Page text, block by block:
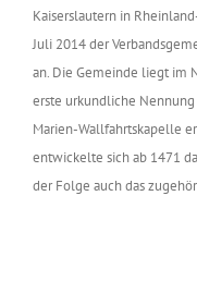
Kaiserslautern in
Juli 2014 der
an. Die Gemeinde liegt im
erste urkundliche
Marien-Wallfahrtskapelle
entwickelte sich ab 1471
der Folge auch das